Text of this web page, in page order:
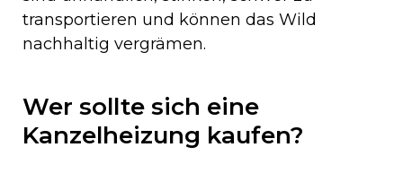
transportieren und können das Wild
nachhaltig vergrämen.
Wer sollte sich eine
Kanzelheizung kaufen?